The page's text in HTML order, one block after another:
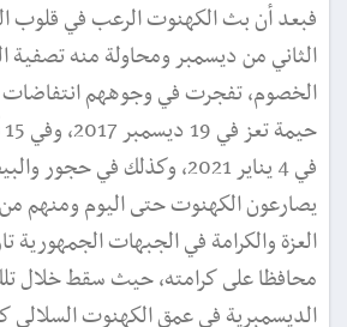
فبعد أن بث الكهنوت الرعب في
الثاني من ديسمبر ومحاولة منه تصفية
الخصوم، تفجرت في وجوههم انتفاضات
في 4 يناير 2021، وكذلك في
يصارعون الكهنوت حتى اليوم ومنهم
العزة والكرامة في الجبهات الجمهورية
محافظا على كرامته، حيث سقط خلال
الديسمبرية في عمق الكهنوت السلالي